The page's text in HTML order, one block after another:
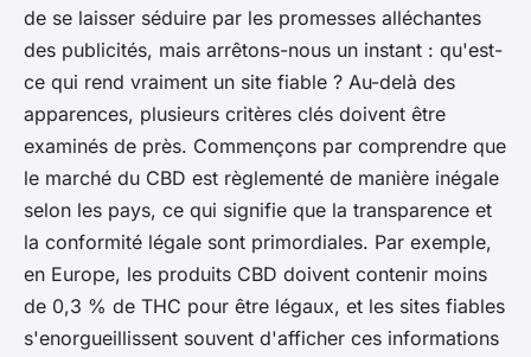
de se laisser séduire par les promesses alléchantes
des publicités, mais arrêtons-nous un instant : qu'est-
ce qui rend vraiment un site fiable ? Au-delà des
apparences, plusieurs critères clés doivent être
examinés de près. Commençons par comprendre que
le marché du CBD est règlementé de manière inégale
selon les pays, ce qui signifie que la transparence et
la conformité légale sont primordiales. Par exemple,
en Europe, les produits CBD doivent contenir moins
de 0,3 % de THC pour être légaux, et les sites fiables
s'enorgueillissent souvent d'afficher ces informations